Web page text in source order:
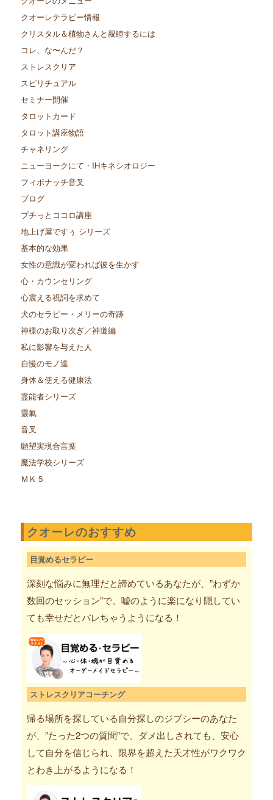
クオーレテラピー情報
クリスタル＆植物さんと親睦するには
コレ、な〜んだ？
ストレスクリア
スピリチュアル
セミナー開催
タロットカード
タロット講座物語
チャネリング
ニューヨークにて・IHキネシオロジー
フィボナッチ音叉
ブログ
プチっとココロ講座
地上げ屋ですぅ シリーズ
基本的な効果
女性の意識が変われば彼を生かす
心・カウンセリング
心震える祝詞を求めて
犬のセラピー・メリーの奇跡
神様のお取り次ぎ／神道編
私に影響を与えた人
自慢のモノ達
身体＆使える健康法
霊能者シリーズ
靈氣
音叉
願望実現合言葉
魔法学校シリーズ
ＭＫ５
クオーレのおすすめ
目覚めるセラピー
深刻な悩みに無理だと諦めているあなたが、”わずか
数回のセッション”で、嘘のように楽になり隠してい
ても幸せだとバレちゃうようになる！
ストレスクリアコーチング
帰る場所を探している自分探しのジプシーのあなた
が、”たった2つの質問”で、ダメ出しされても、安心
して自分を信じられ、限界を超えた天才性がワクワク
とわき上がるようになる！